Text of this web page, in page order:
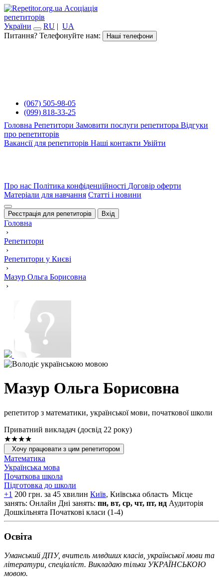
Асоціація
репетиторів
України
RU | UA
Питання? Телефонуйте нам:
Наші телефони
(067) 505-98-05
(099) 818-33-25
Головна Репетитори Замовити послуги репетитора Відгуки
про репетиторів
Вакансії для репетиторів Наші контакти Увійти
Про нас Політика конфіденційності Договір оферти
Матеріали для навчання Статті і новини
Реєстрація для репетиторів Вхід
Головна
›
Репетитори
›
Репетитори у Києві
›
Мазур Ольга Борисовна
›
Мазур Ольга Борисовна
репетитор з математики, української мови, початкової школи
Приватний викладач (досвід 22 року)
★★★★
Хочу працювати з цим репетитором
Математика
Українська мова
Початкова школа
Підготовка до школи
+1 200 грн. за 45 хвилин Київ, Київська область Місце
занять: Онлайн Дні занять: пн, вт, ср, чт, пт, нд Аудиторія
Дошкільнята Початкові класи (1-4)
Освiта
Уманський ДПУ, вчитель млвдших класів, української мови та
літератури, спеціаліст. Викладаю тільки УКРАЇНСЬКОЮ
мовою.